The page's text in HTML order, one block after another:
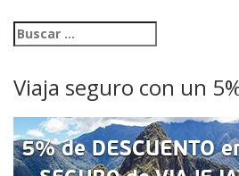
Viaja seguro con un